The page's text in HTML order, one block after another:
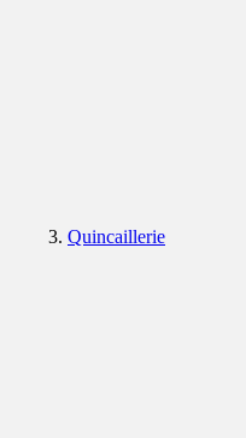
Quincaillerie